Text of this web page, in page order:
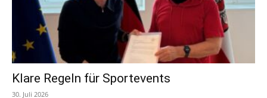
Klare Regeln für Sportevents
30. Juli 2026